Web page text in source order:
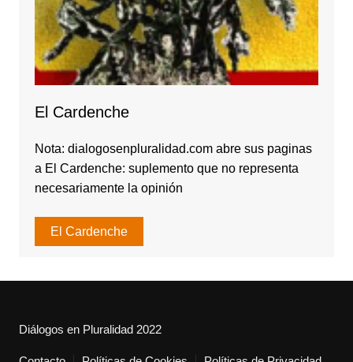
El Cardenche
Nota: dialogosenpluralidad.com abre sus paginas
a El Cardenche: suplemento que no representa
necesariamente la opinión
El Cardenche
Diálogos en Pluralidad 2022